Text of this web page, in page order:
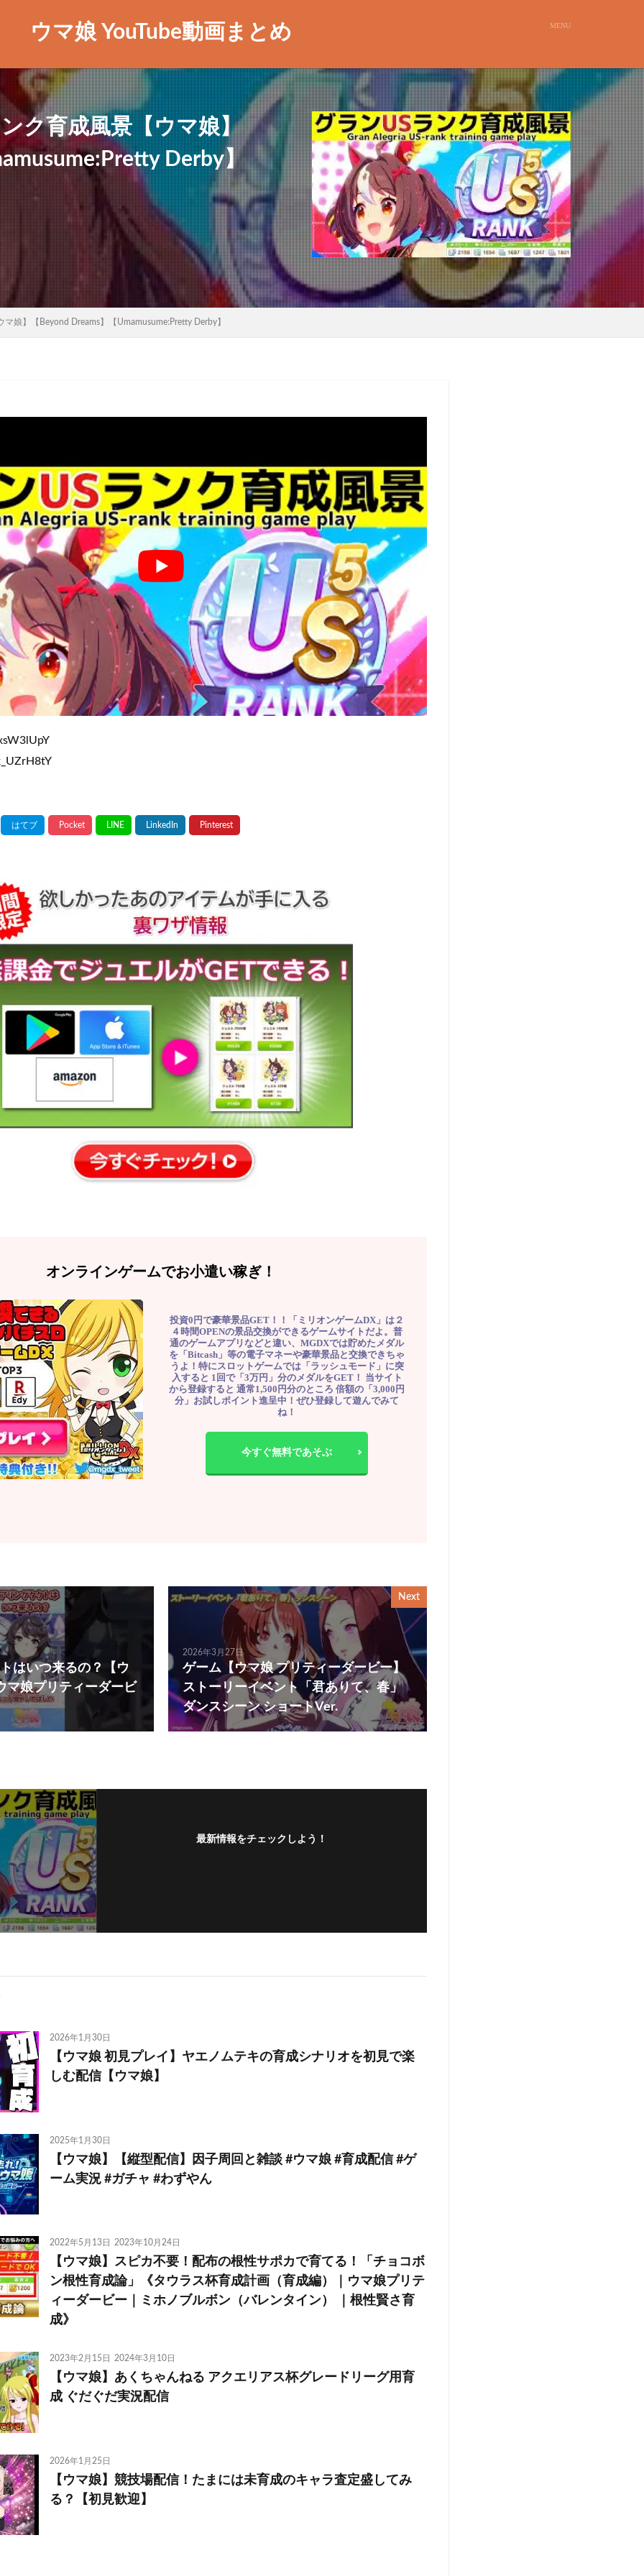
ウマ娘 YouTube動画まとめ
ク育成風景【ウマ娘】
Derby】
娘】【Beyond Dreams】【Umamusume:Pretty Derby】
オンラインゲームでお小遣い稼ぎ！
投資0円で豪華景品GET！！「ミリオンゲームDX」は２
４時間OPENの景品交換ができるゲームサイトだよ。普
通のゲームアプリなどと違い、MGDXでは貯めたメダル
を「Bitcash」等の電子マネーや豪華景品と交換できちゃ
うよ！特にスロットゲームでは「ラッシュモード」に突
入すると 1回で「3万円」分のメダルをGET！ 当サイト
から登録すると 通常1,500円分のところ 倍額の「3,000円
分」お試しポイント進呈中！ぜひ登録して遊んでみて
ね！
今すぐ無料であそぶ
はいつ来るの？【ウ
マ娘プリティーダービ
Next
2026年3月27日
ゲーム【ウマ娘 プリティーダービー】
ストーリーイベント「君ありて、春」
ダンスシーン ショートVer.
最新情報をチェックしよう！
2026年1月30日
【ウマ娘 初見プレイ】ヤエノムテキの育成シナリオを初見で楽
しむ配信【ウマ娘】
2025年1月30日
【ウマ娘】【縦型配信】因子周回と雑談 #ウマ娘 #育成配信 #ゲ
ーム実況 #ガチャ #わずやん
2022年5月13日 2023年10月24日
【ウマ娘】スピカ不要！配布の根性サポカで育てる！「チョコボ
ン根性育成論」《タウラス杯育成計画（育成編）｜ウマ娘プリテ
ィーダービー｜ミホノブルボン（バレンタイン） ｜根性賢さ育
成》
2023年2月15日 2024年3月10日
【ウマ娘】あくちゃんねる アクエリアス杯グレードリーグ用育
成 ぐだぐだ実況配信
2026年1月25日
【ウマ娘】競技場配信！たまには未育成のキャラ査定盛してみ
る？【初見歓迎】